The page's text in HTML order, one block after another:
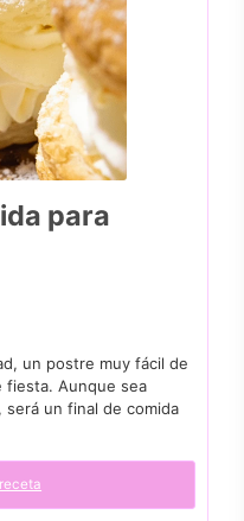
para
un postre muy fácil de
fiesta. Aunque sea
un final de comida